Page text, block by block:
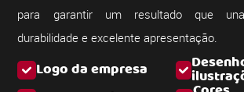
Logo da empresa
para garantir um resultado que una
durabilidade e excelente apresentação.